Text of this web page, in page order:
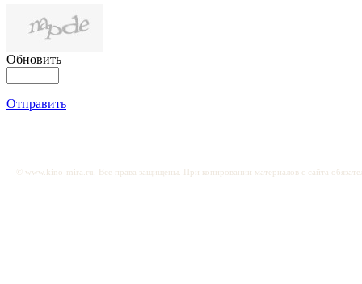
Обновить
Отправить
© www.kino-mira.ru. Все права защищены. При копировании материалов с сайта